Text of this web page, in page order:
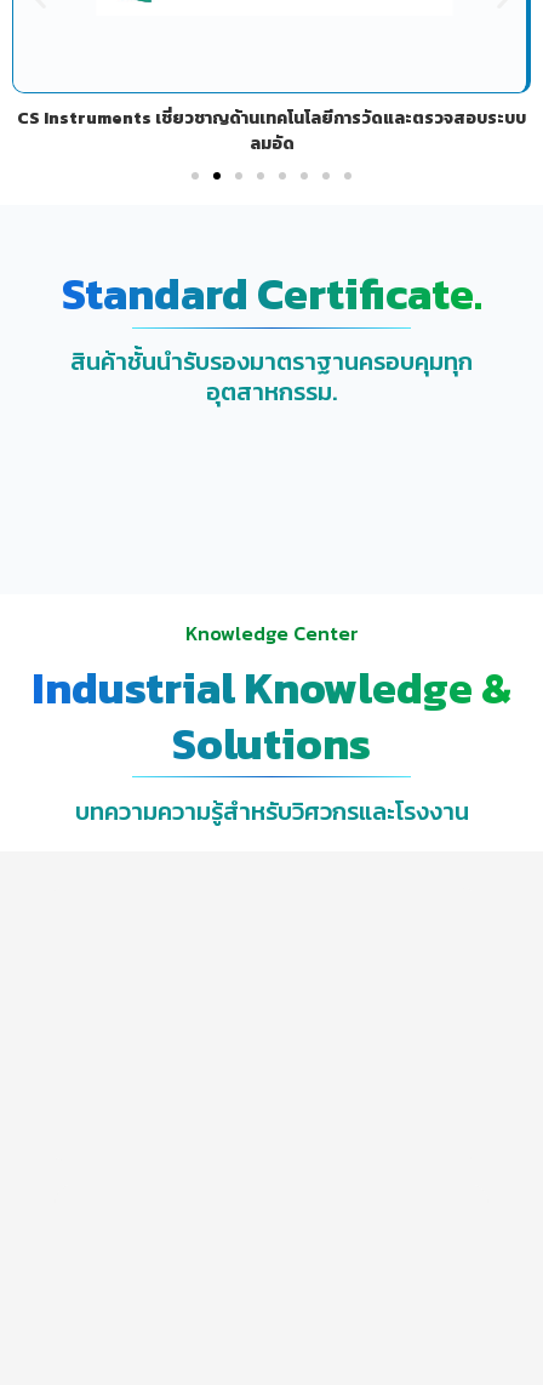
CS Instruments เชี่ยวชาญด้านเทคโนโลยีการวัดและตรวจสอบระบบ
ลมอัด
Standard Certificate.
สินค้าชั้นนำรับรองมาตราฐานครอบคุมทุก
อุตสาหกรรม.
Knowledge Center
Industrial Knowledge &
Solutions
บทความความรู้สำหรับวิศวกรและโรงงาน